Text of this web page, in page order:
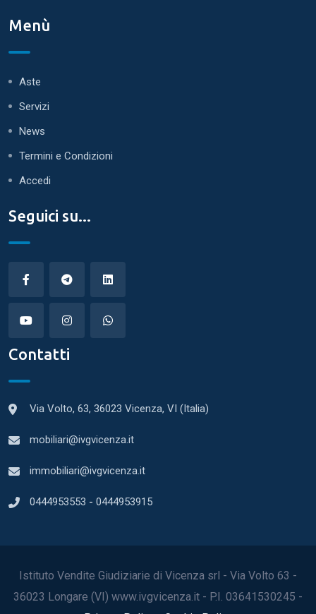
Menù
Aste
Servizi
News
Termini e Condizioni
Accedi
Seguici su...
Contatti
Via Volto, 63, 36023 Vicenza, VI (Italia)
mobiliari@ivgvicenza.it
immobiliari@ivgvicenza.it
0444953553 - 0444953915
Istituto Vendite Giudiziarie di Vicenza srl - Via Volto 63 -
36023 Longare (VI) www.ivgvicenza.it - P.I. 03641530245 -